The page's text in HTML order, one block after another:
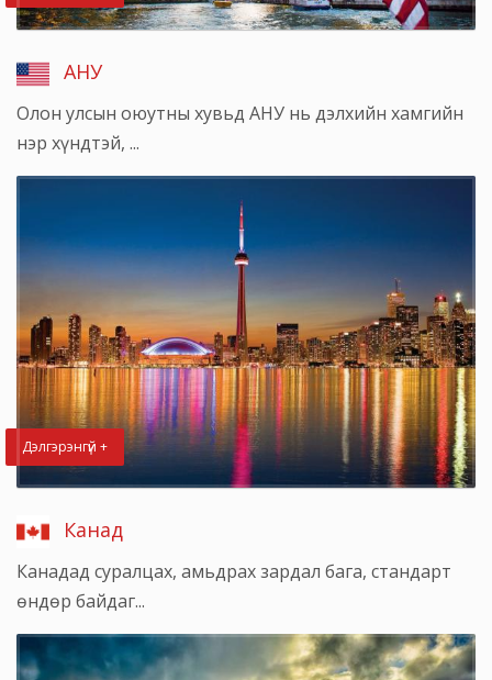
АНУ
Олон улсын оюутны хувьд АНУ нь дэлхийн хамгийн
нэр хүндтэй, ...
Дэлгэрэнгүй +
Канад
Канадад суралцах, амьдрах зардал бага, стандарт
өндөр байдаг...